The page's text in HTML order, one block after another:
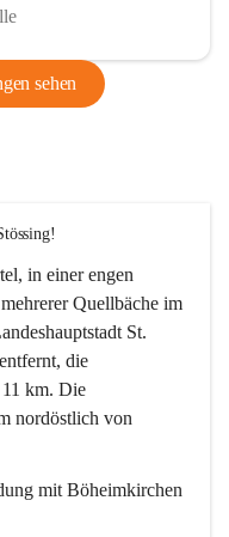
sehen
in einer engen
Quellbäche im
St.
die
km. Die
nordöstlich von
mit Böheimkirchen